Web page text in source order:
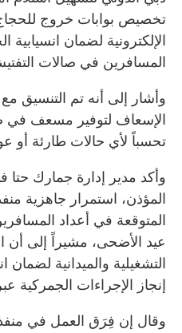
تخصيص بوابات خروج
الإلكترونية لضمان انسيابية
المسافرين في صالات
وأشار إلى أنه تم
الإسعاف لتوفير مسعف في
تحسباً لأي حالات طارئة أو
وأكد مدير إدارة جمارك
المؤذن، استمرار جاهزية
المتوقعة في أعداد
عيد الأضحى، مشيراً إلى أن
التشغيلية والميدانية
إنجاز الإجراءات الجمركية
وقال إن فِرَق العمل في منفذ